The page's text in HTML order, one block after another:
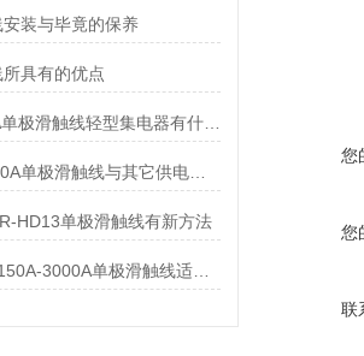
装与毕竟的保养
具有的优点
DHH-300A单极滑触线轻型集电器有什么样的要求
DHHT-1250A单极滑触线与其它供电系统的比较
HD13单极滑触线有新方法
HxPnR-H-150A-3000A单极滑触线适用条件都有哪些
您
您
联